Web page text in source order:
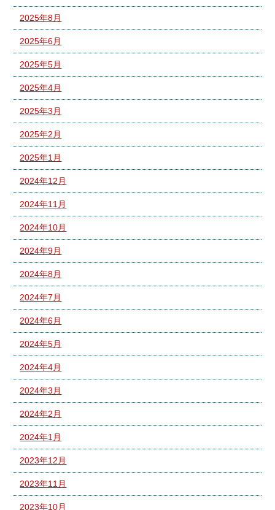
2025年8月
2025年6月
2025年5月
2025年4月
2025年3月
2025年2月
2025年1月
2024年12月
2024年11月
2024年10月
2024年9月
2024年8月
2024年7月
2024年6月
2024年5月
2024年4月
2024年3月
2024年2月
2024年1月
2023年12月
2023年11月
2023年10月